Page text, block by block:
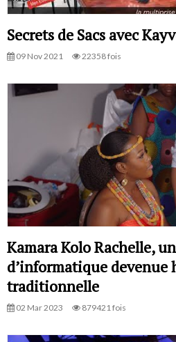
Secrets de Sacs avec
09 Nov 2021 22358 fois
Kamara Kolo Rachelle,
d’informatique devenue
traditionnelle
02 Mar 2023 879421 fois